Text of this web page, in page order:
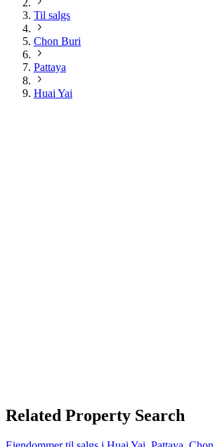
Til salgs
Chon Buri
Pattaya
Huai Yai
Related Property Search